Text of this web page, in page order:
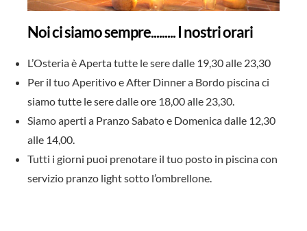
Noi ci siamo sempre......... I nostri orari
L’Osteria è Aperta tutte le sere dalle 19,30 alle 23,30
Per il tuo Aperitivo e After Dinner a Bordo piscina ci
siamo tutte le sere dalle ore 18,00 alle 23,30.
Siamo aperti a Pranzo Sabato e Domenica dalle 12,30
alle 14,00.
Tutti i giorni puoi prenotare il tuo posto in piscina con
servizio pranzo light sotto l’ombrellone.